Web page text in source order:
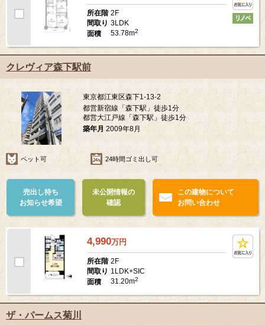
所在階 2F
間取り 3LDK
面積
53.78m2
クレヴィア森下駅前
東京都江東区森下1-13-2
都営新宿線「森下駅」徒歩1分
都営大江戸線「森下駅」徒歩1分
築年月 2009年8月
ペット可 24時間ゴミ出し可
売出し待ち
お知らせ希望
未公開情報の
確認
この建物について
お問い合わせ
4,990万円
所在階 2F
間取り 1LDK+SIC
面積
31.20m2
ザ・パームス菊川